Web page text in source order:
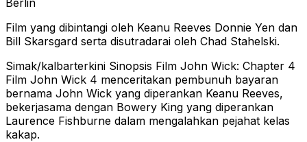
Film yang dibintangi oleh Keanu Reeves Donnie Yen dan
Bill Skarsgard serta disutradarai oleh Chad Stahelski.
Simak/kalbarterkini Sinopsis Film John Wick: Chapter 4
Film John Wick 4 menceritakan pembunuh bayaran
bernama John Wick yang diperankan Keanu Reeves,
bekerjasama dengan Bowery King yang diperankan
Laurence Fishburne dalam mengalahkan pejahat kelas
kakap.